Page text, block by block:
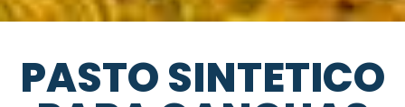
PASTO SINTETICO